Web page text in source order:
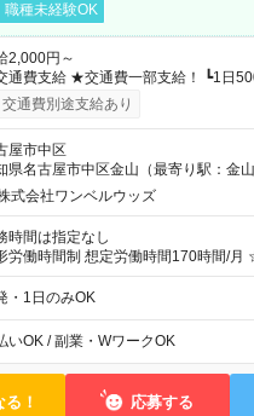
職種未経験OK
2,000円～
交通費一部支給！ ┗1日500円を超えた分は全額
！ ※往復500円以内の方は自己負担となりま
！（規定あり） ┗働いたその日に現金
なし
交通費別途支給あり
屋市中区
県名古屋市中区金山（最寄り駅：金山
式会社ワンベルウッズ
時間は指定なし
働時間制 想定労働時間170時間/月 ☆シフト例 ＊8/15～
全日共通 08：00～12：00 17：00
19のみ下記シフトもあります！ 12：00～
・1日のみOK
いOK / 副業・WワークOK
！ 応募する